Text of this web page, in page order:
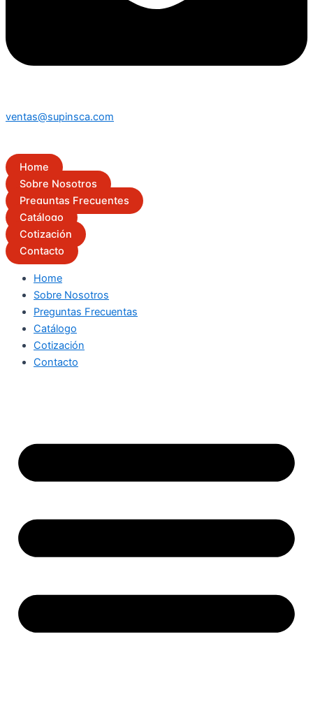
ventas@supinsca.com
Home
Sobre Nosotros
Preguntas Frecuentes
Catálogo
Cotización
Contacto
Home
Sobre Nosotros
Preguntas Frecuentas
Catálogo
Cotización
Contacto